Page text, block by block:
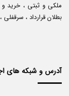
ملکی و ثبتی ، خرید
بطلان قرارداد ،
آدرس و شبکه های